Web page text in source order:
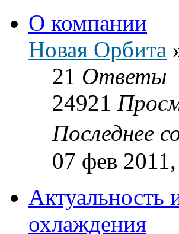
О компании
Новая Орбита
21 Ответы
24921
Последнее
07 фев
Актуальность
охлаждения